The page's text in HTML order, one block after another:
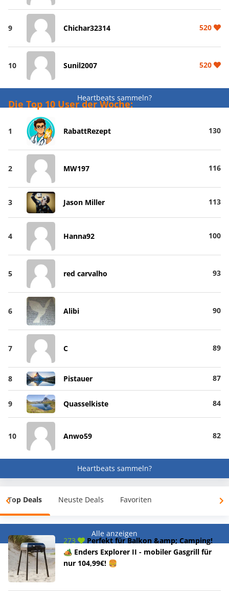
9 Chichar32314 520
10 Sunil2007 520
Heartbeats sammeln?
Die Top 10 User der Woche:
1 RabattRezept 130
2 MW197 116
3 Jason Miller 113
4 Hanna92 100
5 red carvalho 93
6 Alibi 90
7 C 89
8 Pistauer 87
9 Quasselkiste 84
10 Anwo59 82
Heartbeats sammeln?
Top Deals Neuste Deals Favoriten
Alle anzeigen
273
Perfekt für Balkon &amp; Camping!
🏕️ Enders Explorer II - mobiler Gasgrill für
nur 104,99€! 🍔